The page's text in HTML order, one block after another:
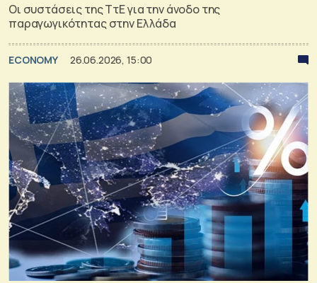
Οι συστάσεις της ΤτΕ για την άνοδο της
παραγωγικότητας στην Ελλάδα
ECONOMY 26.06.2026, 15:00